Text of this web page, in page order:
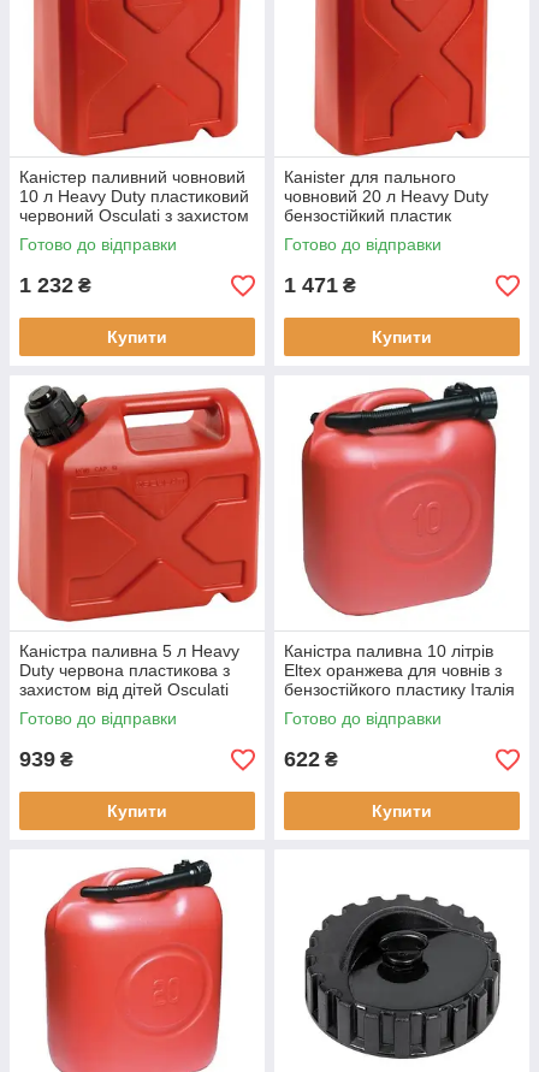
Каністер паливний човновий
10 л Heavy Duty пластиковий
червоний Osculati з захистом
від дітей та запорною
засувкою
Готово до відправки
1 232 ₴
Купити
Канister для пального
човновий 20 л Heavy Duty
бензостійкий пластик
червоний Osculati новий
Готово до відправки
1 471 ₴
Купити
Каністра паливна 5 л Heavy
Duty червона пластикова з
захистом від дітей Osculati
бензостійка нова
Готово до відправки
939 ₴
Купити
Каністра паливна 10 літрів
Eltex оранжева для човнів з
бензостійкого пластику Італія
нова
Готово до відправки
622 ₴
Купити